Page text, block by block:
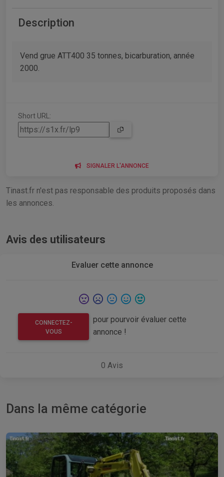
Description
Vend grue ATT400 35 tonnes, bicarburation, année
2000.
Short URL:
SIGNALER L'ANNONCE
Tinast.fr n'est pas responsable des produits proposés dans
les annonces.
Avis des utilisateurs
Evaluer cette annonce
CONNECTEZ-
VOUS
pour pourvoir évaluer cette
annonce !
0 Avis
Dans la même catégorie